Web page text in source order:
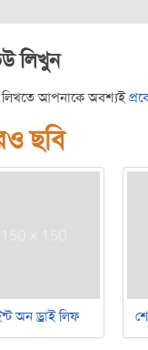
লিখুন
লিখতে আপনাকে অবশ্যই
ছবি
অন ড্রাই লিফ